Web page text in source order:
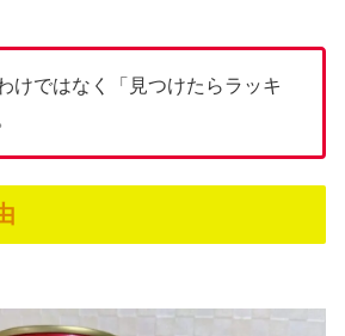
けではなく「見つけたらラッキ